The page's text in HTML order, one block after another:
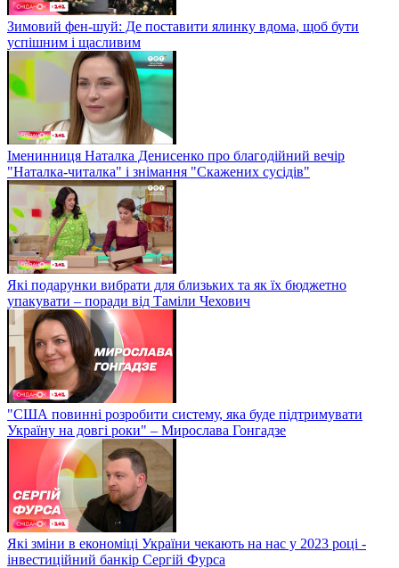
Зимовий фен-шуй: Де поставити ялинку вдома, щоб бути
успішним і щасливим
Іменинниця Наталка Денисенко про благодійний вечір
"Наталка-читалка" і знімання "Скажених сусідів"
Які подарунки вибрати для близьких та як їх бюджетно
упакувати – поради від Таміли Чехович
"США повинні розробити систему, яка буде підтримувати
Україну на довгі роки" – Мирослава Гонгадзе
Які зміни в економіці України чекають на нас у 2023 році -
інвестиційний банкір Сергій Фурса